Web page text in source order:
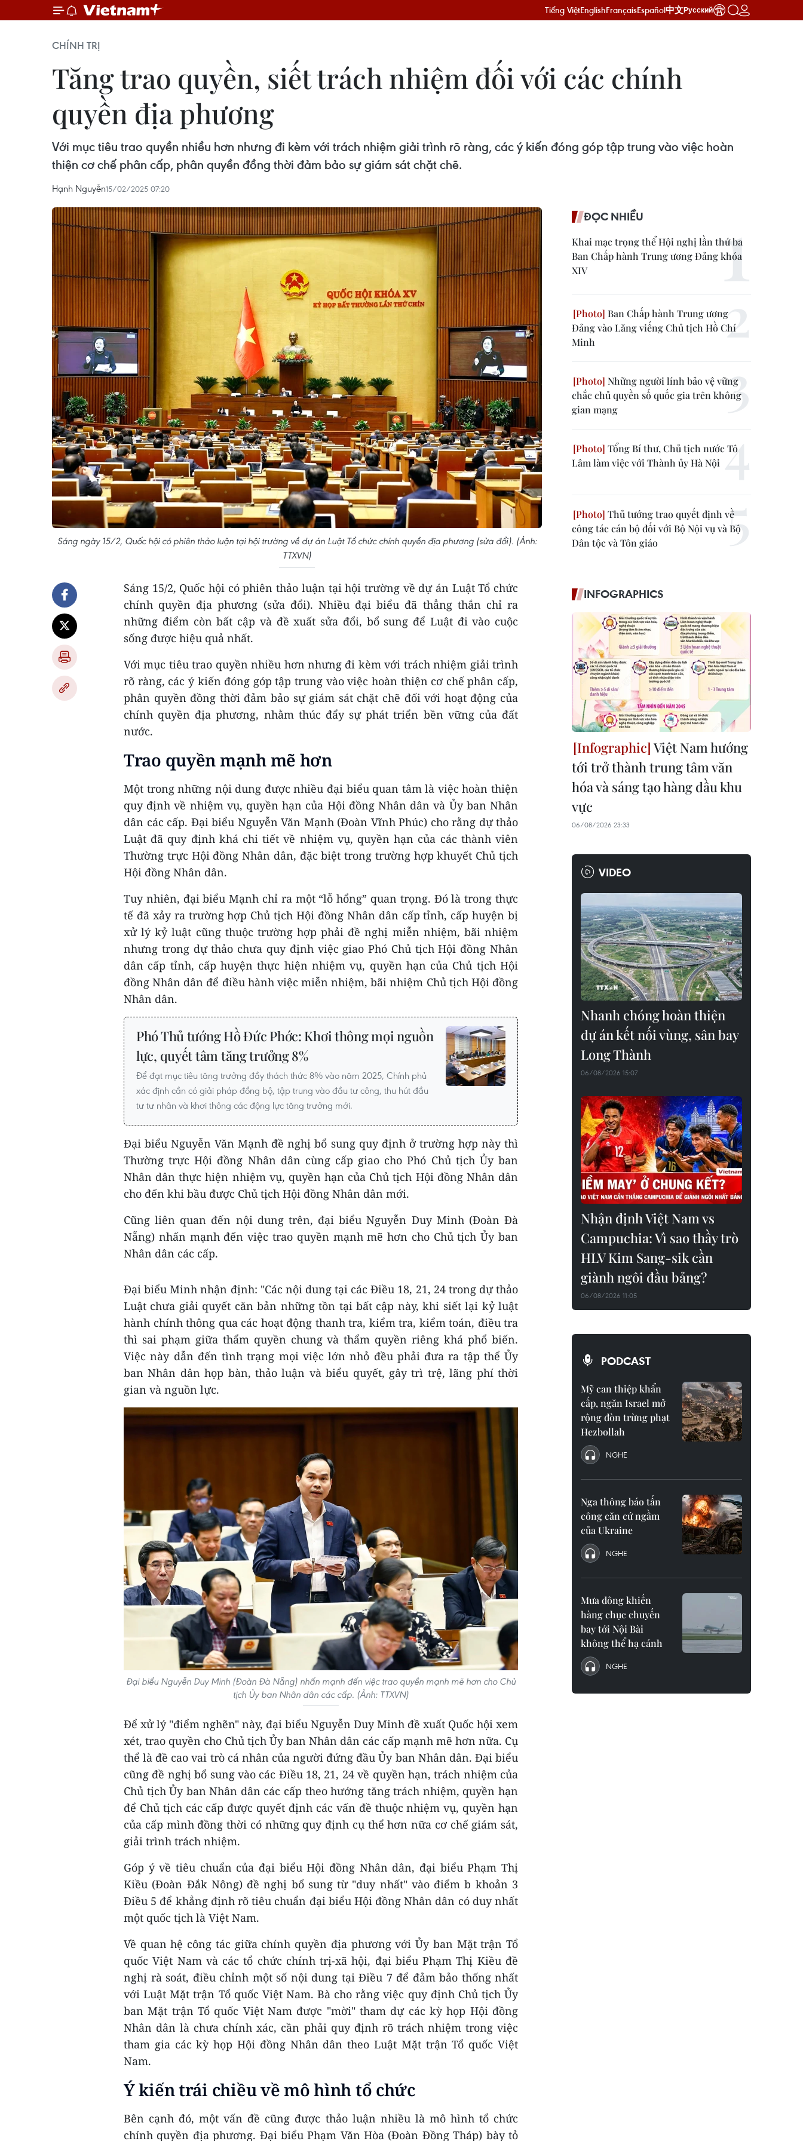
Tiếng ViệtEnglishFrançaisEspañol中文Русский
CHÍNH TRỊ
Tăng trao quyền, siết trách nhiệm đối với các chính
quyền địa phương
Với mục tiêu trao quyền nhiều hơn nhưng đi kèm với trách nhiệm giải trình rõ ràng, các ý kiến đóng góp tập trung vào việc hoàn
thiện cơ chế phân cấp, phân quyền đồng thời đảm bảo sự giám sát chặt chẽ.
Hạnh Nguyễn15/02/2025 07:20
Sáng ngày 15/2, Quốc hội có phiên thảo luận tại hội trường về dự án Luật Tổ chức chính quyền địa phương (sửa đổi). (Ảnh:
TTXVN)
Sáng 15/2, Quốc hội có phiên thảo luận tại hội trường về dự án Luật Tổ chức
chính quyền địa phương (sửa đổi). Nhiều đại biểu đã thẳng thắn chỉ ra
những điểm còn bất cập và đề xuất sửa đổi, bổ sung để Luật đi vào cuộc
sống được hiệu quả nhất.
Với mục tiêu trao quyền nhiều hơn nhưng đi kèm với trách nhiệm giải trình
rõ ràng, các ý kiến đóng góp tập trung vào việc hoàn thiện cơ chế phân cấp,
phân quyền đồng thời đảm bảo sự giám sát chặt chẽ đối với hoạt động của
chính quyền địa phương, nhằm thúc đẩy sự phát triển bền vững của đất
nước.
Trao quyền mạnh mẽ hơn
Một trong những nội dung được nhiều đại biểu quan tâm là việc hoàn thiện
quy định về nhiệm vụ, quyền hạn của Hội đồng Nhân dân và Ủy ban Nhân
dân các cấp. Đại biểu Nguyễn Văn Mạnh (Đoàn Vĩnh Phúc) cho rằng dự thảo
Luật đã quy định khá chi tiết về nhiệm vụ, quyền hạn của các thành viên
Thường trực Hội đồng Nhân dân, đặc biệt trong trường hợp khuyết Chủ tịch
Hội đồng Nhân dân.
Tuy nhiên, đại biểu Mạnh chỉ ra một “lỗ hổng” quan trọng. Đó là trong thực
tế đã xảy ra trường hợp Chủ tịch Hội đồng Nhân dân cấp tỉnh, cấp huyện bị
xử lý kỷ luật cũng thuộc trường hợp phải đề nghị miễn nhiệm, bãi nhiệm
nhưng trong dự thảo chưa quy định việc giao Phó Chủ tịch Hội đồng Nhân
dân cấp tỉnh, cấp huyện thực hiện nhiệm vụ, quyền hạn của Chủ tịch Hội
đồng Nhân dân để điều hành việc miễn nhiệm, bãi nhiệm Chủ tịch Hội đồng
Nhân dân.
Phó Thủ tướng Hồ Đức Phớc: Khơi thông mọi nguồn
lực, quyết tâm tăng trưởng 8%
Để đạt mục tiêu tăng trưởng đầy thách thức 8% vào năm 2025, Chính phủ
xác định cần có giải pháp đồng bộ, tập trung vào đầu tư công, thu hút đầu
tư tư nhân và khơi thông các động lực tăng trưởng mới.
Đại biểu Nguyễn Văn Mạnh đề nghị bổ sung quy định ở trường hợp này thì
Thường trực Hội đồng Nhân dân cùng cấp giao cho Phó Chủ tịch Ủy ban
Nhân dân thực hiện nhiệm vụ, quyền hạn của Chủ tịch Hội đồng Nhân dân
cho đến khi bầu được Chủ tịch Hội đồng Nhân dân mới.
Cũng liên quan đến nội dung trên, đại biểu Nguyễn Duy Minh (Đoàn Đà
Nẵng) nhấn mạnh đến việc trao quyền mạnh mẽ hơn cho Chủ tịch Ủy ban
Nhân dân các cấp.
Đại biểu Minh nhận định: "Các nội dung tại các Điều 18, 21, 24 trong dự thảo
Luật chưa giải quyết căn bản những tồn tại bất cập này, khi siết lại kỷ luật
hành chính thông qua các hoạt động thanh tra, kiểm tra, kiểm toán, điều tra
thì sai phạm giữa thẩm quyền chung và thẩm quyền riêng khá phổ biến.
Việc này dẫn đến tình trạng mọi việc lớn nhỏ đều phải đưa ra tập thể Ủy
ban Nhân dân họp bàn, thảo luận và biểu quyết, gây trì trệ, lãng phí thời
gian và nguồn lực.
Đại biểu Nguyễn Duy Minh (Đoàn Đà Nẵng) nhấn mạnh đến việc trao quyền mạnh mẽ hơn cho Chủ
tịch Ủy ban Nhân dân các cấp. (Ảnh: TTXVN)
Để xử lý "điểm nghẽn" này, đại biểu Nguyễn Duy Minh đề xuất Quốc hội xem
xét, trao quyền cho Chủ tịch Ủy ban Nhân dân các cấp mạnh mẽ hơn nữa. Cụ
thể là đề cao vai trò cá nhân của người đứng đầu Ủy ban Nhân dân. Đại biểu
cũng đề nghị bổ sung vào các Điều 18, 21, 24 về quyền hạn, trách nhiệm của
Chủ tịch Ủy ban Nhân dân các cấp theo hướng tăng trách nhiệm, quyền hạn
để Chủ tịch các cấp được quyết định các vấn đề thuộc nhiệm vụ, quyền hạn
của cấp mình đồng thời có những quy định cụ thể hơn nữa cơ chế giám sát,
giải trình trách nhiệm.
Góp ý về tiêu chuẩn của đại biểu Hội đồng Nhân dân, đại biểu Phạm Thị
Kiều (Đoàn Đắk Nông) đề nghị bổ sung từ "duy nhất" vào điểm b khoản 3
Điều 5 để khẳng định rõ tiêu chuẩn đại biểu Hội đồng Nhân dân có duy nhất
một quốc tịch là Việt Nam.
Về quan hệ công tác giữa chính quyền địa phương với Ủy ban Mặt trận Tổ
quốc Việt Nam và các tổ chức chính trị-xã hội, đại biểu Phạm Thị Kiều đề
nghị rà soát, điều chỉnh một số nội dung tại Điều 7 để đảm bảo thống nhất
với Luật Mặt trận Tổ quốc Việt Nam. Bà cho rằng việc quy định Chủ tịch Ủy
ban Mặt trận Tổ quốc Việt Nam được "mời" tham dự các kỳ họp Hội đồng
Nhân dân là chưa chính xác, cần phải quy định rõ trách nhiệm trong việc
tham gia các kỳ họp Hội đồng Nhân dân theo Luật Mặt trận Tổ quốc Việt
Nam.
Ý kiến trái chiều về mô hình tổ chức
Bên cạnh đó, một vấn đề cũng được thảo luận nhiều là mô hình tổ chức
chính quyền địa phương. Đại biểu Phạm Văn Hòa (Đoàn Đồng Tháp) bày tỏ
ĐỌC NHIỀU
Khai mạc trọng thể Hội nghị lần thứ ba
Ban Chấp hành Trung ương Đảng khóa
XIV
Ban Chấp hành Trung ương
Đảng vào Lăng viếng Chủ tịch Hồ Chí
Minh
Những người lính bảo vệ vững
chắc chủ quyền số quốc gia trên không
gian mạng
Tổng Bí thư, Chủ tịch nước Tô
Lâm làm việc với Thành ủy Hà Nội
Thủ tướng trao quyết định về
công tác cán bộ đối với Bộ Nội vụ và Bộ
Dân tộc và Tôn giáo
INFOGRAPHICS
Việt Nam hướng
tới trở thành trung tâm văn
hóa và sáng tạo hàng đầu khu
vực
06/08/2026 23:33
VIDEO
Nhanh chóng hoàn thiện
dự án kết nối vùng, sân bay
Long Thành
06/08/2026 15:07
Nhận định Việt Nam vs
Campuchia: Vì sao thầy trò
HLV Kim Sang-sik cần
giành ngôi đầu bảng?
06/08/2026 11:05
PODCAST
Mỹ can thiệp khẩn
cấp, ngăn Israel mở
rộng đòn trừng phạt
Hezbollah
NGHE
Nga thông báo tấn
công căn cứ ngầm
của Ukraine
NGHE
Mưa dông khiến
hàng chục chuyến
bay tới Nội Bài
không thể hạ cánh
NGHE